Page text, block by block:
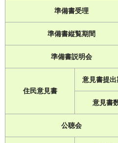
準備書受理
準備書縦覧期間
準備書説明会
住民意見書
意見書提出
意見書
公聴会